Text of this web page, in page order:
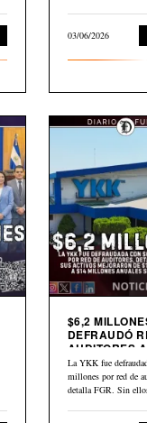
03/06/2026
$6,2
DEFRAUDÓ
AUDITORES
YKK
La YKK fue
millones por red de
detalla FGR. Sin